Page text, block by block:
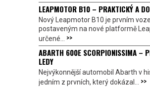
LEAPMOTOR B10 – PRAKTICKÝ A
Nový Leapmotor B10 je prvním
postaveným na nové platformě
určené... >>
ABARTH 600E SCORPIONISSIMA –
LEDY
Nejvýkonnější automobil Abarth v
jedním z prvních, který dokázal... >>